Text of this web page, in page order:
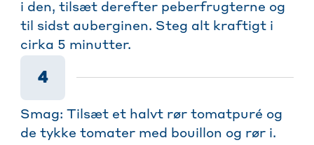
i den, tilsæt derefter peberfrugterne og
til sidst auberginen. Steg alt kraftigt i
cirka 5 minutter.
4
Smag: Tilsæt et halvt rør tomatpuré og
de tykke tomater med bouillon og rør i.